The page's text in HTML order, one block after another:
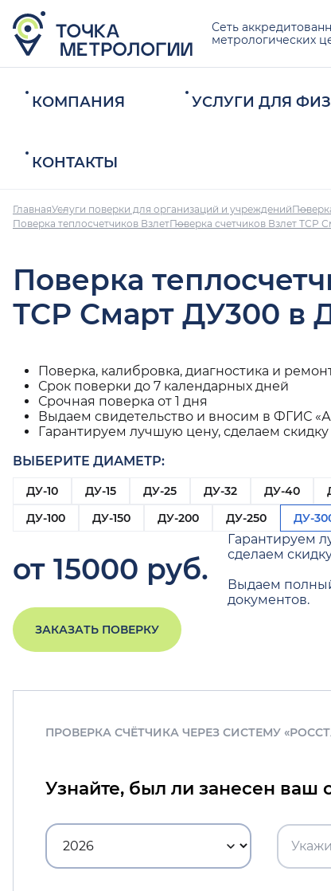
Сеть
метрологических
КОМПАНИЯ УСЛУГИ ДЛЯ
КОНТАКТЫ
ГлавнаяУслуги поверки для организаций и учреждений
Поверка теплосчетчиков ВзлетПоверка счетчиков Взлет ТСР
Поверка
ТСР Смарт ДУ300 в
Поверка, калибровка, диагностика и
Срок поверки до 7 календарных дней
Срочная поверка от 1 дня
Выдаем свидетельство и вносим в ФГИС
Гарантируем лучшую цену, сделаем скидку
ВЫБЕРИТЕ ДИАМЕТР:
ДУ-10 ДУ-15 ДУ-25 ДУ-32 ДУ-40
ДУ-100
ДУ-150 ДУ-200 ДУ-250 ДУ-
от 15000 руб.
Гарантируем
сделаем
Выдаем
документов.
ЗАКАЗАТЬ ПОВЕРКУ
ПРОВЕРКА СЧЁТЧИКА ЧЕРЕЗ СИСТЕМУ
Узнайте, был ли занесен ваш